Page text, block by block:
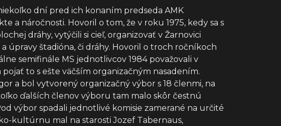
dní pred ich konaním predseda AMK
a náročnosti. Hovoril o tom, že v roku 1975, kedy sa s
dráhy, vytýčili si cieľ, organizovať v Žarnovici
úpravy štadióna, či dráhy. Hovoril o troch ročníkoch
semifinále MS jednotlivcov 1984 považovali v
to s ešte väčším organizačným nasadením.
a bol vytvorený organizačný výbor s 18 členmi, na
ďalších členov výboru tam malo skôr čestnú
výbor spadali jednotlivé komisie zamerané na určité
kultúrnu mal na starosti Jozef Tabernaus,